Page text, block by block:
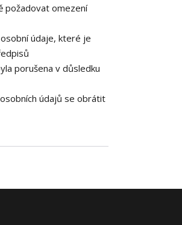
požadovat omezení
údaje, které je
porušena v důsledku
údajů se obrátit